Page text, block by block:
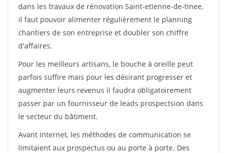
dans les travaux de rénovation Saint-etienne-de-tinee,
il faut pouvoir alimenter régulièrement le planning
chantiers de son entreprise et doubler son chiffre
d'affaires.
Pour les meilleurs artisans, le bouche à oreille peut
parfois suffire mais pour les désirant progresser et
augmenter leurs revenus il faudra obligatoirement
passer par un fournisseur de leads prospectsion dans
le secteur du bâtiment.
Avant internet, les méthodes de communication se
limitaient aux prospectus ou au porte à porte. Des